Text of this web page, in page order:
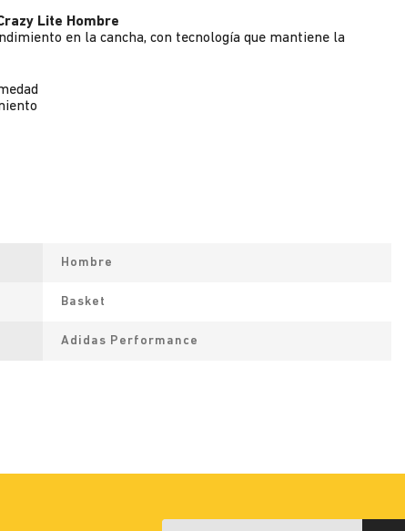
Lite Hombre
en la cancha, con tecnología que mantiene la
Hombre
Basket
Adidas Performance